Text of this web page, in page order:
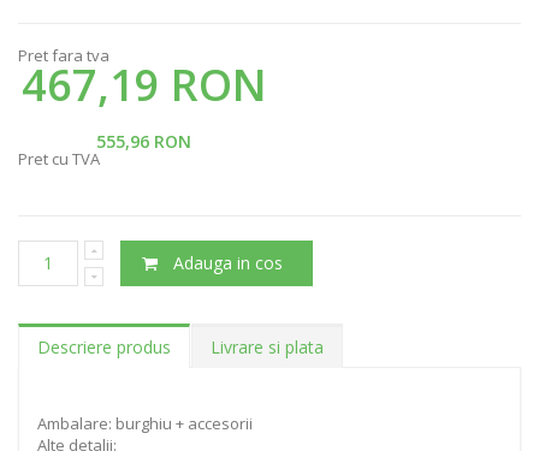
Pret fara tva
467,19 RON
555,96 RON
Pret cu TVA
Adauga in cos
Descriere produs Livrare si plata
Ambalare: burghiu + accesorii
Alte detalii: